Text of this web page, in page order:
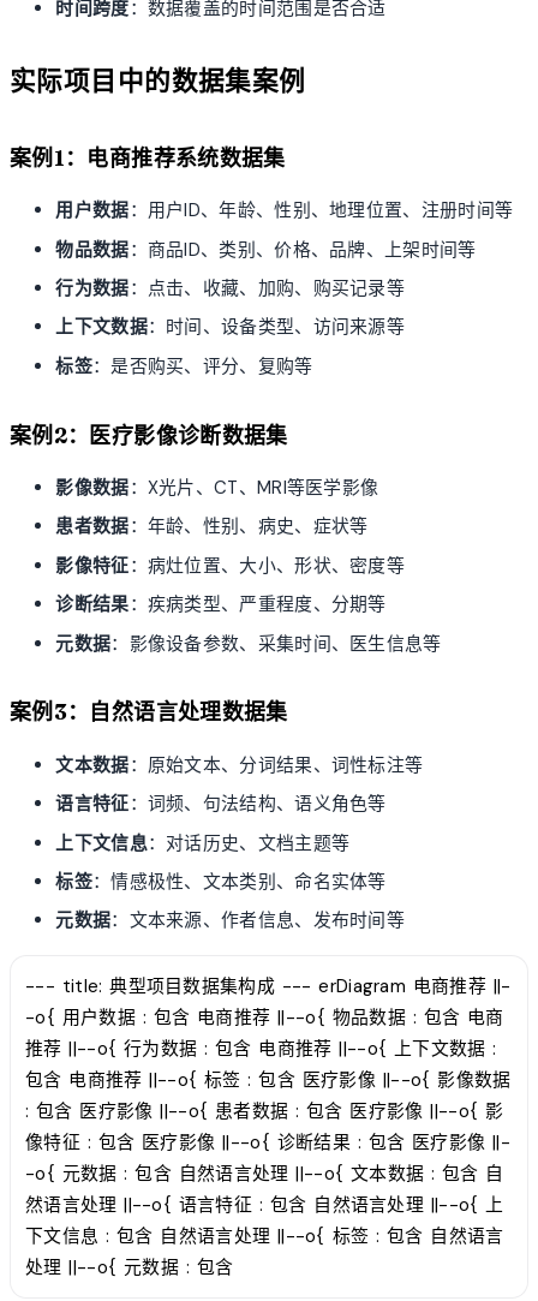
时间跨度：数据覆盖的时间范围是否合适
实际项目中的数据集案例
案例1：电商推荐系统数据集
用户数据：用户ID、年龄、性别、地理位置、注册时间等
物品数据：商品ID、类别、价格、品牌、上架时间等
行为数据：点击、收藏、加购、购买记录等
上下文数据：时间、设备类型、访问来源等
标签：是否购买、评分、复购等
案例2：医疗影像诊断数据集
影像数据：X光片、CT、MRI等医学影像
患者数据：年龄、性别、病史、症状等
影像特征：病灶位置、大小、形状、密度等
诊断结果：疾病类型、严重程度、分期等
元数据：影像设备参数、采集时间、医生信息等
案例3：自然语言处理数据集
文本数据：原始文本、分词结果、词性标注等
语言特征：词频、句法结构、语义角色等
上下文信息：对话历史、文档主题等
标签：情感极性、文本类别、命名实体等
元数据：文本来源、作者信息、发布时间等
--- title: 典型项目数据集构成 --- erDiagram 电商推荐 ||-
-o{ 用户数据 : 包含 电商推荐 ||--o{ 物品数据 : 包含 电商
推荐 ||--o{ 行为数据 : 包含 电商推荐 ||--o{ 上下文数据 :
包含 电商推荐 ||--o{ 标签 : 包含 医疗影像 ||--o{ 影像数据
: 包含 医疗影像 ||--o{ 患者数据 : 包含 医疗影像 ||--o{ 影
像特征 : 包含 医疗影像 ||--o{ 诊断结果 : 包含 医疗影像 ||-
-o{ 元数据 : 包含 自然语言处理 ||--o{ 文本数据 : 包含 自
然语言处理 ||--o{ 语言特征 : 包含 自然语言处理 ||--o{ 上
下文信息 : 包含 自然语言处理 ||--o{ 标签 : 包含 自然语言
处理 ||--o{ 元数据 : 包含